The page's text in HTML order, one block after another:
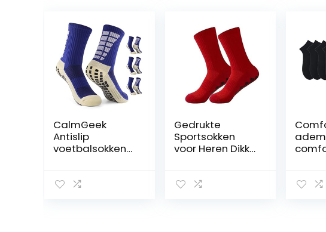
CalmGeek
Antislip
voetbalsokken
ademende
Gedrukte
Sportsokken
voor Heren Dikke
Middenbuis